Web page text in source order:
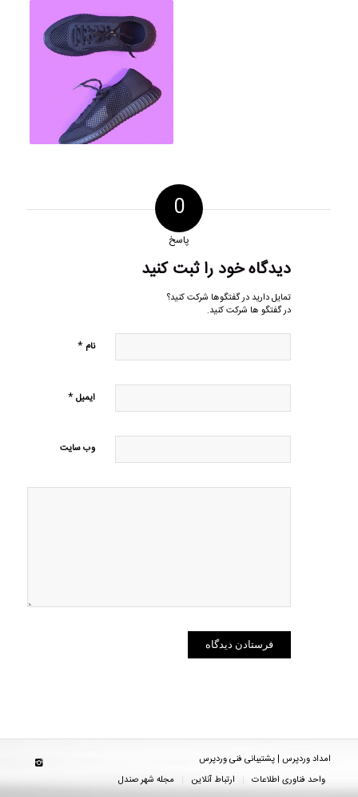
0
پاسخ
دیدگاه خود را ثبت کنید
تمایل دارید در گفتگوها شرکت کنید؟
در گفتگو ها شرکت کنید.
نام *
ایمیل*
وب‌ سایت
امداد وردپرس | پشتیبانی فنی وردپرس
واحد فناوری اطلاعات
ارتباط آنلاین مجله شهر صندل